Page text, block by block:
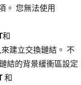
。 您無法使用
和
建立交換鏈結。 不
結的背景緩衝區設定
和